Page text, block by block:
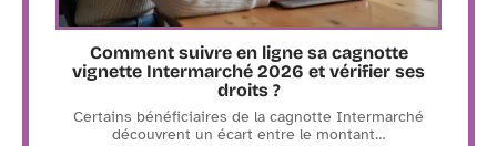
Comment suivre en ligne sa cagnotte
vignette Intermarché 2026 et vérifier ses
droits ?
Certains bénéficiaires de la cagnotte Intermarché
découvrent un écart entre le montant…